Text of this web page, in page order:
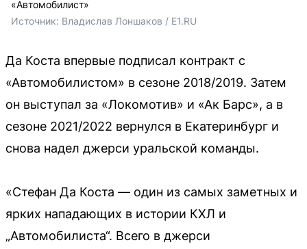
«Автомобилист»
Источник: Владислав Лоншаков / E1.RU
Да Коста впервые подписал контракт с
«Автомобилистом» в сезоне 2018/2019. Затем
он выступал за «Локомотив» и «Ак Барс», а в
сезоне 2021/2022 вернулся в Екатеринбург и
снова надел джерси уральской команды.
«Стефан Да Коста — один из самых заметных и
ярких нападающих в истории КХЛ и
„Автомобилиста“. Всего в джерси